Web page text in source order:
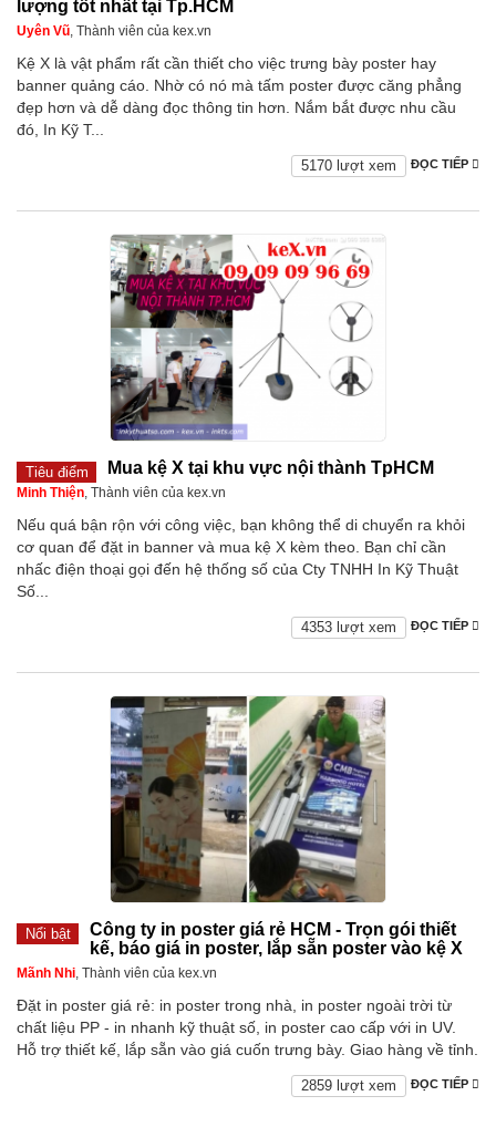
lượng tốt nhất tại Tp.HCM
Uyên Vũ, Thành viên của kex.vn
Kệ X là vật phẩm rất cần thiết cho việc trưng bày poster hay
banner quảng cáo. Nhờ có nó mà tấm poster được căng phẳng
đẹp hơn và dễ dàng đọc thông tin hơn. Nắm bắt được nhu cầu
đó, In Kỹ T...
ĐỌC TIẾP
5170 lượt xem
Tiêu điểm Mua kệ X tại khu vực nội thành TpHCM
Minh Thiện, Thành viên của kex.vn
Nếu quá bận rộn với công việc, bạn không thể di chuyển ra khỏi
cơ quan để đặt in banner và mua kệ X kèm theo. Bạn chỉ cần
nhấc điện thoại gọi đến hệ thống số của Cty TNHH In Kỹ Thuật
Số...
ĐỌC TIẾP
4353 lượt xem
Nổi bật
Công ty in poster giá rẻ HCM - Trọn gói thiết
kế, báo giá in poster, lắp sẵn poster vào kệ X
Mãnh Nhi, Thành viên của kex.vn
Đặt in poster giá rẻ: in poster trong nhà, in poster ngoài trời từ
chất liệu PP - in nhanh kỹ thuật số, in poster cao cấp với in UV.
Hỗ trợ thiết kế, lắp sẵn vào giá cuốn trưng bày. Giao hàng về tỉnh.
ĐỌC TIẾP
2859 lượt xem